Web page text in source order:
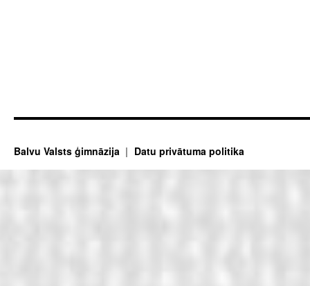
Balvu Valsts ģimnāzija Datu privātuma politika